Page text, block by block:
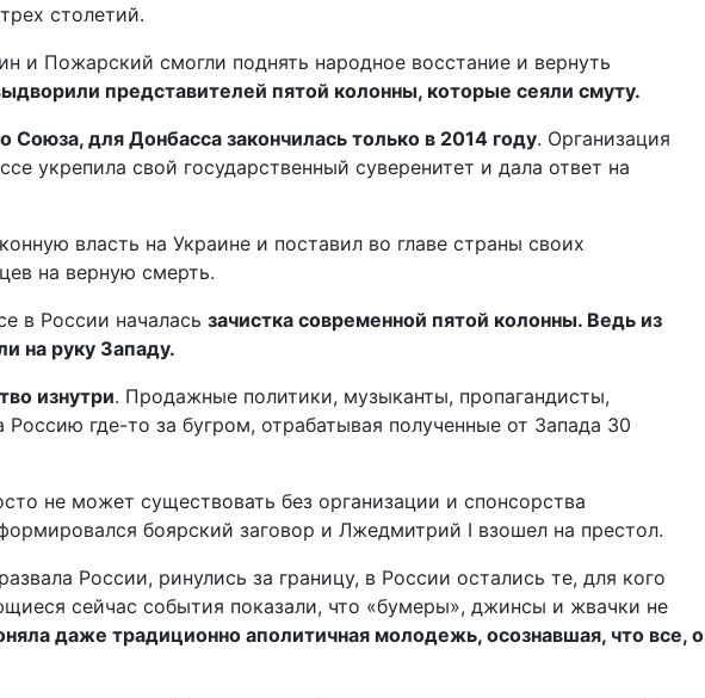
столетий.
и Пожарский смогли поднять народное восстание и вернуть
представителей пятой колонны, которые сеяли смуту.
для Донбасса закончилась только в 2014 году. Организация
укрепила свой государственный суверенитет и дала ответ на
власть на Украине и поставил во главе страны своих
на верную смерть.
в России началась зачистка современной пятой колонны. Ведь из
на руку Западу.
изнутри. Продажные политики, музыканты, пропагандисты,
где-то за бугром, отрабатывая полученные от Запада 30
не может существовать без организации и спонсорства
боярский заговор и Лжедмитрий I взошел на престол.
России, ринулись за границу, в России остались те, для кого
сейчас события показали, что «бумеры», джинсы и жвачки не
даже традиционно аполитичная молодежь, осознавшая, что все, о